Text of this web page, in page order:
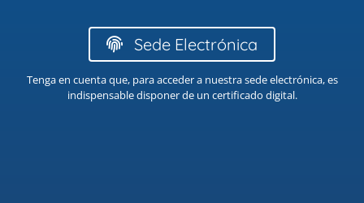
Sede Electrónica
Tenga en cuenta que, para acceder a nuestra sede electrónica, es
indispensable disponer de un certificado digital.